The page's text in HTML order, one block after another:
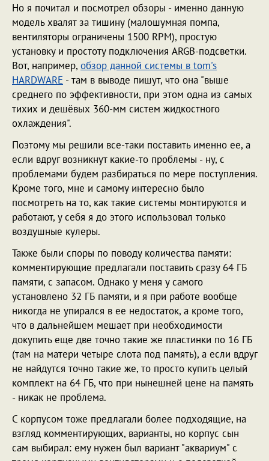
Но я почитал и посмотрел обзоры - именно данную
модель хвалят за тишину (малошумная помпа,
вентиляторы ограничены 1500 RPM), простую
установку и простоту подключения ARGB-подсветки.
Вот, например, обзор данной системы в tom's
HARDWARE - там в выводе пишут, что она "выше
среднего по эффективности, при этом одна из самых
тихих и дешёвых 360-мм систем жидкостного
охлаждения".
Поэтому мы решили все-таки поставить именно ее, а
если вдруг возникнут какие-то проблемы - ну, с
проблемами будем разбираться по мере поступления.
Кроме того, мне и самому интересно было
посмотреть на то, как такие системы монтируются и
работают, у себя я до этого использовал только
воздушные кулеры.
Также были споры по поводу количества памяти:
комментирующие предлагали поставить сразу 64 ГБ
памяти, с запасом. Однако у меня у самого
установлено 32 ГБ памяти, и я при работе вообще
никогда не упирался в ее недостаток, а кроме того,
что в дальнейшем мешает при необходимости
докупить еще две точно такие же пластинки по 16 ГБ
(там на матери четыре слота под память), а если вдруг
не найдутся точно такие же, то просто купить целый
комплект на 64 ГБ, что при нынешней цене на память
- никак не проблема.
С корпусом тоже предлагали более подходящие, на
взгляд комментирующих, варианты, но корпус сын
сам выбирал: ему нужен был вариант "аквариум" с